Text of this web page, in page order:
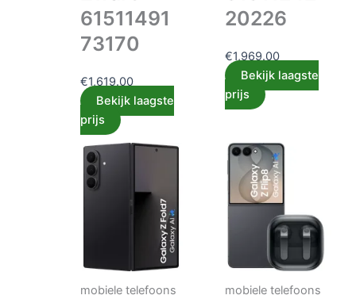
61511491
73170
€1,619.00
Bekijk laagste
prijs
20226
€1,969.00
Bekijk laagste
prijs
mobiele telefoons mobiele telefoons